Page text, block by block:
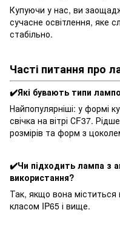
Купуючи у нас, ви
сучасне освітлення, яке
стабільно.
Часті питання про
✔️Які бувають типи
Найпопулярніші: у формі
свічка на вітрі СF37.
розмірів та форм з
✔️Чи підходить лампа з
використання?
Так, якщо вона міститься
класом IP65 і вище.